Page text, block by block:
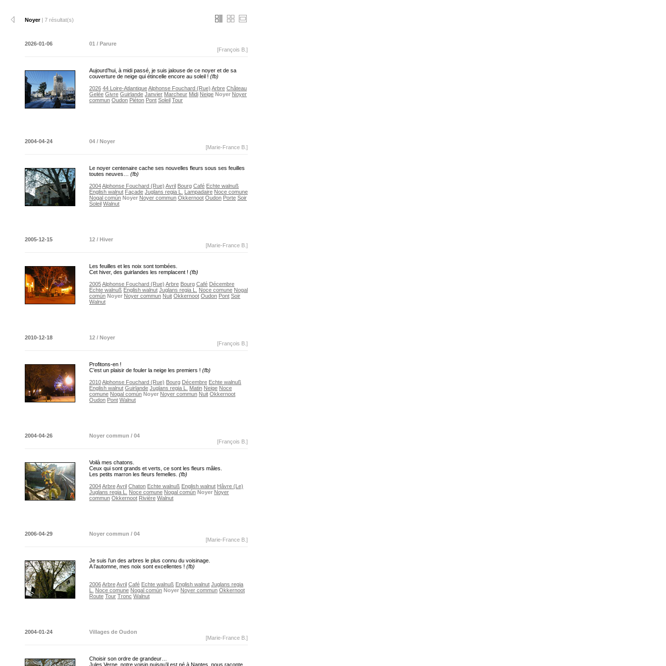
Noyer| 7 résultat(s)
2026-01-06
01 / Parure
[François B.]
Aujourd’hui, à midi passé, je suis jalouse de ce noyer et de sa
couverture de neige qui étincelle encore au soleil ! (fb)
2026 44 Loire-AtlantiqueAlphonse Fouchard (Rue) Arbre Château
Gelée Givre Guirlande Janvier Marcheur Midi Neige Noyer Noyer
commun Oudon Piéton Pont Soleil Tour
2004-04-24
04 / Noyer
[Marie-France B.]
Le noyer centenaire cache ses nouvelles fleurs sous ses feuilles
toutes neuves… (fb)
2004Alphonse Fouchard (Rue) Avril Bourg Café Echte walnuß
English walnut Façade Juglans regia L. Lampadaire Noce comune
Nogal común Noyer Noyer commun Okkernoot Oudon Porte Soir
Soleil Walnut
2005-12-15
12 / Hiver
[Marie-France B.]
Les feuilles et les noix sont tombées.
Cet hiver, des guirlandes les remplacent ! (fb)
2005Alphonse Fouchard (Rue) Arbre Bourg Café Décembre
Echte walnuß English walnut Juglans regia L. Noce comune Nogal
común Noyer Noyer commun Nuit Okkernoot Oudon Pont Soir
Walnut
2010-12-18
12 / Noyer
[François B.]
Profitons-en !
C’est un plaisir de fouler la neige les premiers ! (fb)
2010Alphonse Fouchard (Rue) Bourg Décembre Echte walnuß
English walnut Guirlande Juglans regia L. Matin Neige Noce
comune Nogal común Noyer Noyer commun Nuit Okkernoot
Oudon Pont Walnut
2004-04-26
Noyer commun / 04
[François B.]
Voilà mes chatons.
Ceux qui sont grands et verts, ce sont les fleurs mâles.
Les petits marron les fleurs femelles. (fb)
2004ArbreAvril Chaton Echte walnuß English walnut Hâvre (Le)
Juglans regia L.
Noce comune Nogal común Noyer Noyer
commun Okkernoot Rivière Walnut
2006-04-29
Noyer commun / 04
[Marie-France B.]
Je suis l’un des arbres le plus connu du voisinage.
A l’automne, mes noix sont excellentes ! (fb)
2006ArbreAvril Café Echte walnuß English walnut Juglans regia
L.
Noce comune Nogal común Noyer Noyer commun Okkernoot
Route Tour Tronc Walnut
2004-01-24
Villages de Oudon
[Marie-France B.]
Choisir son ordre de grandeur…
Jules Verne, notre voisin puisqu’il est né à Nantes, nous raconte